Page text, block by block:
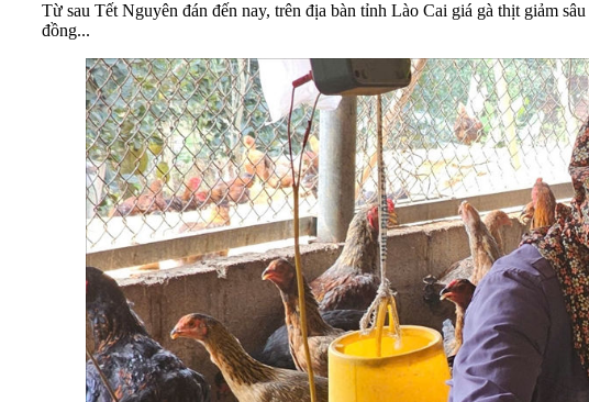
Từ sau Tết Nguyên đán đến nay, trên địa bàn tỉnh Lào Cai giá gà thịt giảm
đồng...